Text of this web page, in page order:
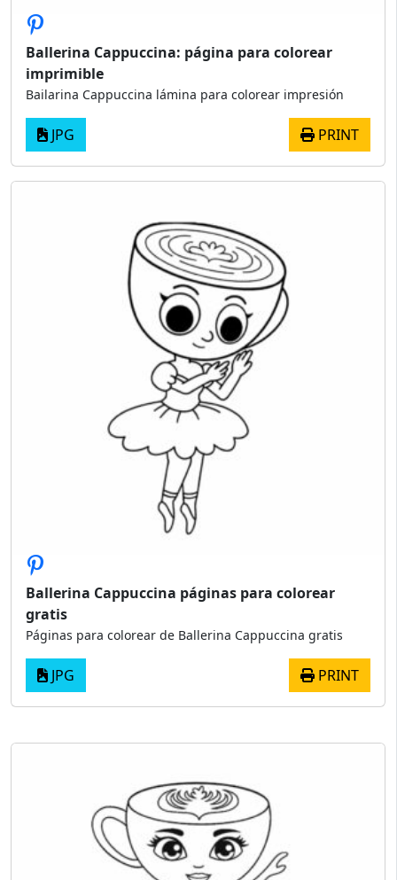
Ballerina Cappuccina: página para colorear
imprimible
Bailarina Cappuccina lámina para colorear impresión
JPG PRINT
Ballerina Cappuccina páginas para colorear
gratis
Páginas para colorear de Ballerina Cappuccina gratis
JPG PRINT